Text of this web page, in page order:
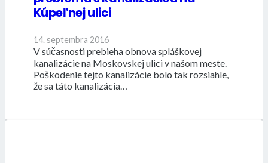
Kúpeľnej ulici
14. septembra 2016
V súčasnosti prebieha obnova spláškovej
kanalizácie na Moskovskej ulici v našom meste.
Poškodenie tejto kanalizácie bolo tak rozsiahle,
že sa táto kanalizácia…